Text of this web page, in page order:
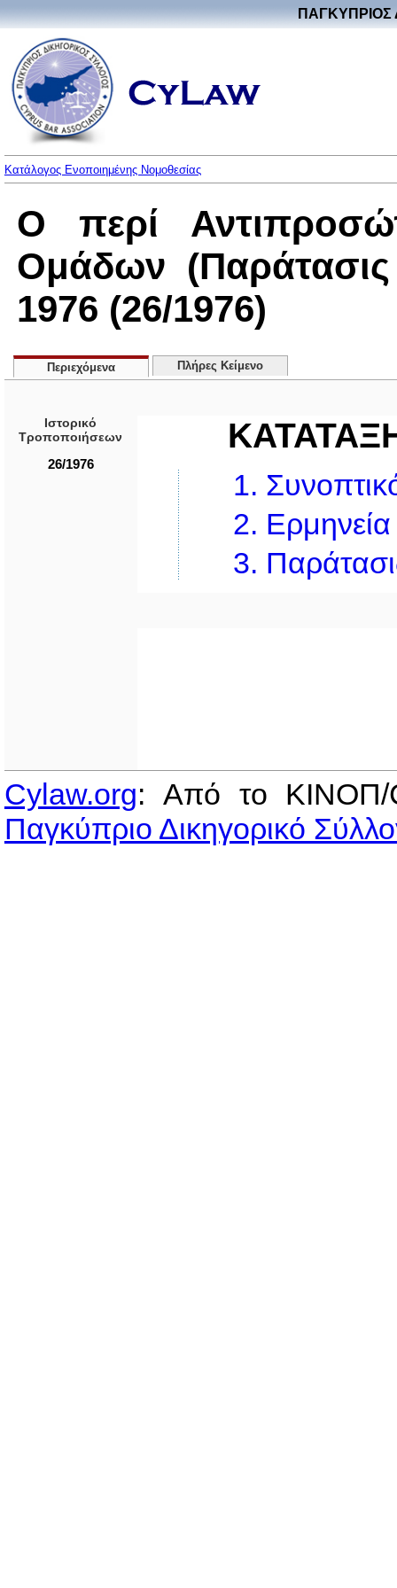
ΠΑΓΚΥΠΡΙΟΣ
Κατάλογος Ενοποιημένης Νομοθεσίας
Ο περί
Ομάδων
1976 (26/1976)
Περιεχόμενα Πλήρες Κείμενο
Ιστορικό
Τροποποιήσεων
26/1976
1.
2. Ερμηνεία
3.
Cylaw.org: Από το
Παγκύπριο Δικηγορικό